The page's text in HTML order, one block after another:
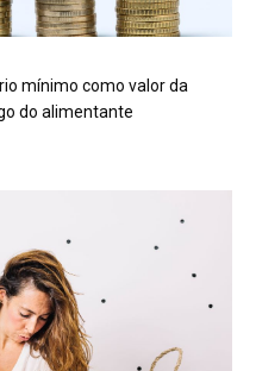
mínimo como valor da
do alimentante